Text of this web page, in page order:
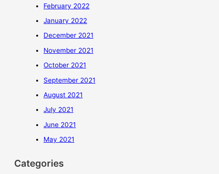
February 2022
January 2022
December 2021
November 2021
October 2021
September 2021
August 2021
July 2021
June 2021
May 2021
Categories